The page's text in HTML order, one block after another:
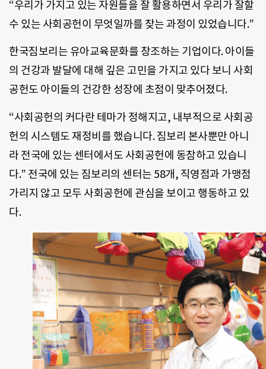
“우리가 가지고 있는 자원들을 잘 활용하면서 우리가 잘할
수 있는 사회공헌이 무엇일까를 찾는 과정이 있었습니다.”
한국짐보리는 유아교육문화를 창조하는 기업이다. 아이들
의 건강과 발달에 대해 깊은 고민을 가지고 있다 보니 사회
공헌도 아이들의 건강한 성장에 초점이 맞추어졌다.
“사회공헌의 커다란 테마가 정해지고, 내부적으로 사회공
헌의 시스템도 재정비를 했습니다. 짐보리 본사뿐만 아니
라 전국에 있는 센터에서도 사회공헌에 동참하고 있습니
다.” 전국에 있는 짐보리의 센터는 58개, 직영점과 가맹점
가리지 않고 모두 사회공헌에 관심을 보이고 행동하고 있
다.